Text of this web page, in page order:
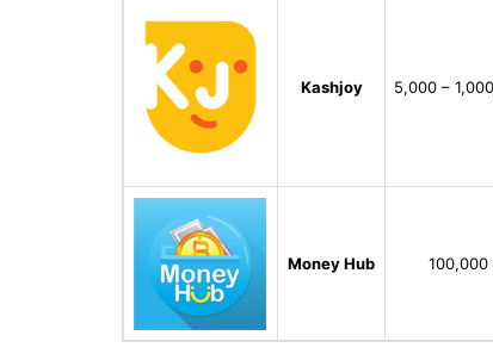
Kashjoy 5,000 –
Money Hub 100,000